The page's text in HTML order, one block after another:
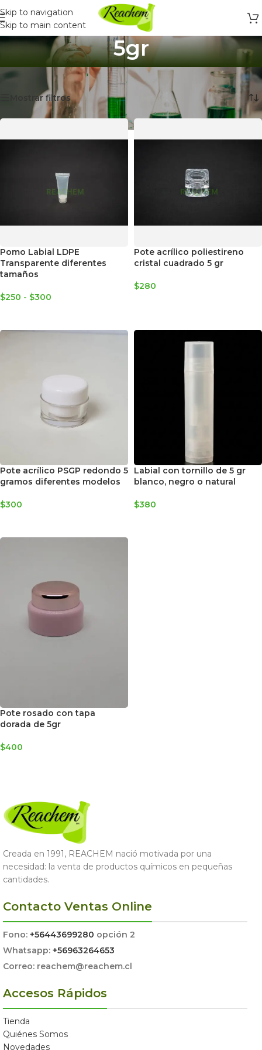
Skip to navigation
Skip to main content
5gr
Inicio Productos etiquetados “5gr” Mostrando 5 resultados
Mostrar filtros
Pomo Labial LDPE
Transparente diferentes
tamaños
$250 - $300
Pote acrílico poliestireno
cristal cuadrado 5 gr
$280
Pote acrílico PSGP redondo 5
gramos diferentes modelos
$300
Labial con tornillo de 5 gr
blanco, negro o natural
$380
Pote rosado con tapa
dorada de 5gr
$400
Creada en 1991, REACHEM nació motivada por una
necesidad: la venta de productos químicos en pequeñas
cantidades.
Contacto Ventas Online
Fono: +56443699280 opción 2
Whatsapp: +56963264653
Correo: reachem@reachem.cl
Accesos Rápidos
Tienda
Quiénes Somos
Novedades